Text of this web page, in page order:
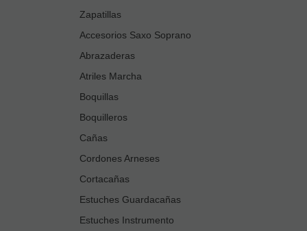
Zapatillas
Accesorios Saxo Soprano
Abrazaderas
Atriles Marcha
Boquillas
Boquilleros
Cañas
Cordones Arneses
Cortacañas
Estuches Guardacañas
Estuches Instrumento